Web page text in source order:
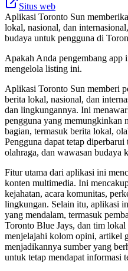
Situs web
Aplikasi Toronto Sun
lokal, nasional, dan
budaya untuk pengguna di
Apakah Anda pengembang app
mengelola listing ini.
Aplikasi Toronto Sun memberi
berita lokal, nasional, dan
dan lingkungannya. Ini
pengguna yang memungkinkan
bagian, termasuk berita lokal,
Pengguna dapat tetap
olahraga, dan wawasan budaya
Fitur utama dari aplikasi ini
konten multimedia. Ini
kejahatan, acara komunitas,
lingkungan. Selain itu, aplikasi
yang mendalam, termasuk
Toronto Blue Jays, dan tim
menjelajahi kolom opini, artikel
menjadikannya sumber yang
untuk tetap mendapat informasi